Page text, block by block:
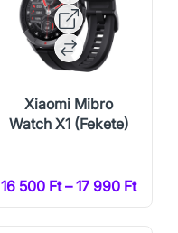
Xiaomi Mibro
Watch X1 (Fekete)
16 500 Ft – 17 990 Ft